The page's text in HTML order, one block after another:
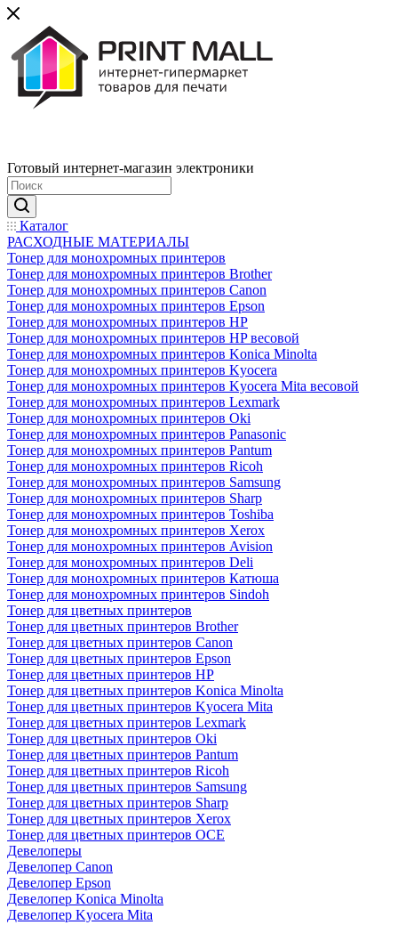
Готовый интернет-магазин электроники
Каталог
РАСХОДНЫЕ МАТЕРИАЛЫ
Тонер для монохромных принтеров
Тонер для монохромных принтеров Brother
Тонер для монохромных принтеров Canon
Тонер для монохромных принтеров Epson
Тонер для монохромных принтеров HP
Тонер для монохромных принтеров HP весовой
Тонер для монохромных принтеров Konica Minolta
Тонер для монохромных принтеров Kyocera
Тонер для монохромных принтеров Kyocera Mita весовой
Тонер для монохромных принтеров Lexmark
Тонер для монохромных принтеров Oki
Тонер для монохромных принтеров Panasonic
Тонер для монохромных принтеров Pantum
Тонер для монохромных принтеров Ricoh
Тонер для монохромных принтеров Samsung
Тонер для монохромных принтеров Sharp
Тонер для монохромных принтеров Toshiba
Тонер для монохромных принтеров Xerox
Тонер для монохромных принтеров Avision
Тонер для монохромных принтеров Deli
Тонер для монохромных принтеров Катюша
Тонер для монохромных принтеров Sindoh
Тонер для цветных принтеров
Тонер для цветных принтеров Brother
Тонер для цветных принтеров Canon
Тонер для цветных принтеров Epson
Тонер для цветных принтеров HP
Тонер для цветных принтеров Konica Minolta
Тонер для цветных принтеров Kyocera Mita
Тонер для цветных принтеров Lexmark
Тонер для цветных принтеров Oki
Тонер для цветных принтеров Pantum
Тонер для цветных принтеров Ricoh
Тонер для цветных принтеров Samsung
Тонер для цветных принтеров Sharp
Тонер для цветных принтеров Xerox
Тонер для цветных принтеров OCE
Девелоперы
Девелопер Canon
Девелопер Epson
Девелопер Konica Minolta
Девелопер Kyocera Mita